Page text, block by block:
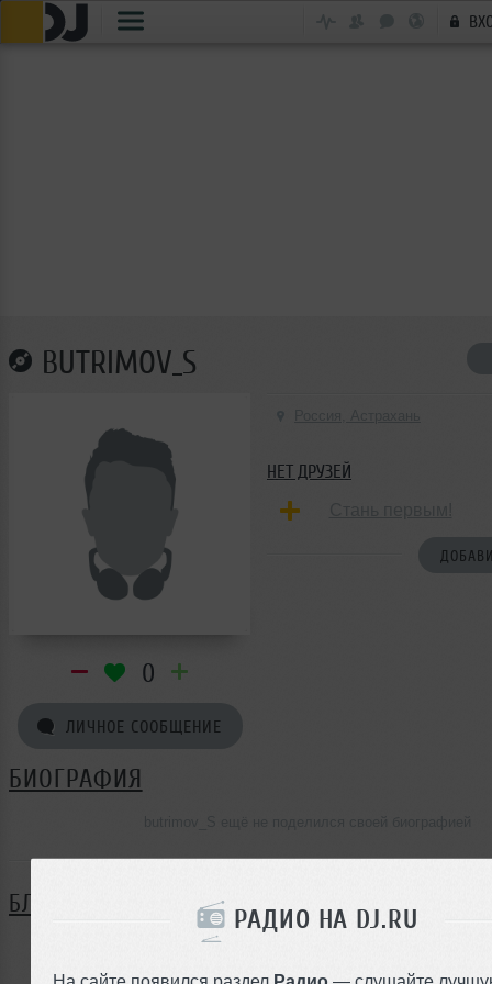
РАДИО НА DJ.RU
На сайте появился раздел Радио — слушайте
BUTRIMOV_S
0
ЛИЧНОЕ СООБЩЕНИЕ
НЕТ ДРУЗЕЙ
БИОГРАФИЯ
БЛОГ